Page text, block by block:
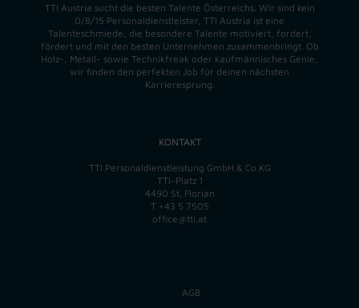
TTI Austria sucht die besten Talente Österreichs. Wir sind kein
0/8/15 Personaldienstleister, TTI Austria ist eine
Talenteschmiede, die besondere Talente motiviert, fordert,
fördert und mit den besten Unternehmen zusammenbringt. Ob
Holz-, Metall- sowie Technikfreak oder kaufmännisches Genie,
wir finden den perfekten Job für deinen nächsten
Karrieresprung.
KONTAKT
TTI Personaldienstleistung GmbH & Co KG
TTI-Platz 1
4490 St. Florian
T +43 5 7505
office@tti.at
AGB